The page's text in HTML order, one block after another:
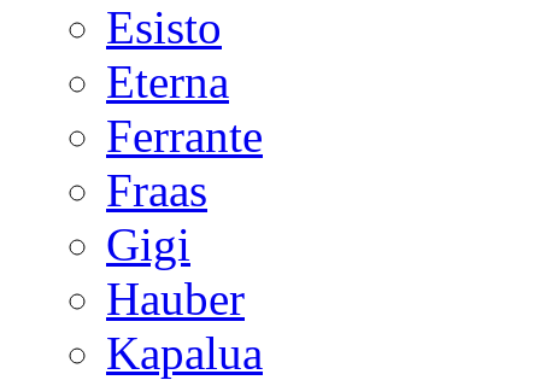
Esisto
Eterna
Ferrante
Fraas
Gigi
Hauber
Kapalua